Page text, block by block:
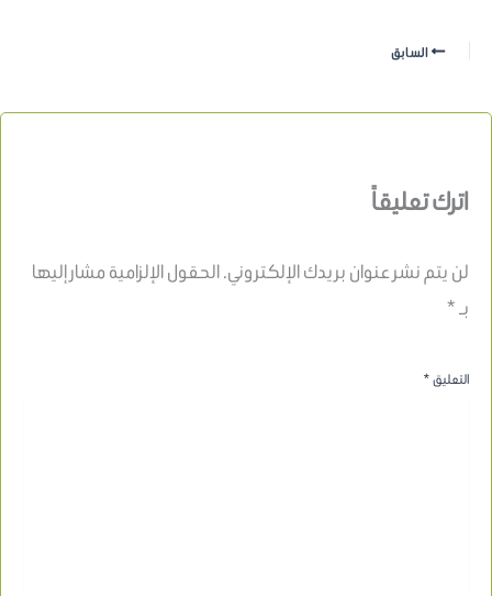
السابق
اترك تعليقاً
لن يتم نشر عنوان بريدك الإلكتروني.الحقول الإلزامية مشار إليها
بـ*
التعليق*